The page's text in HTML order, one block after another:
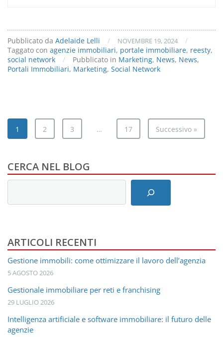
Pubblicato da Adelaide Lelli / NOVEMBRE 19, 2024
/
Taggato con agenzie immobiliari, portale immobiliare, reesty,
social network
/ Pubblicato in Marketing, News, News,
Portali Immobiliari, Marketing, Social Network
1 2 3 … 17 Successivo »
CERCA NEL BLOG
ricerca
ARTICOLI RECENTI
Gestione immobili: come ottimizzare il lavoro dell’agenzia
5 AGOSTO 2026
Gestionale immobiliare per reti e franchising
29 LUGLIO 2026
Intelligenza artificiale e software immobiliare: il futuro delle
agenzie